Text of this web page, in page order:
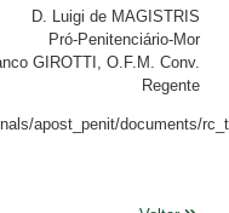
D. Luigi de MAGISTRIS
Pró-Penitenciário-Mor
GIROTTI, O.F.M. Conv.
Regente
apost_penit/documents/